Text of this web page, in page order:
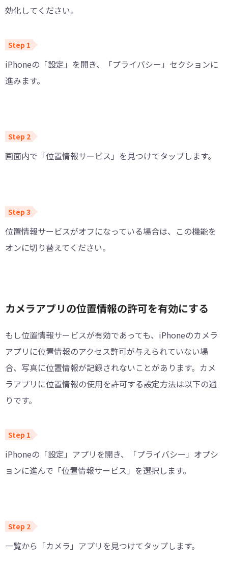
効化してください。
iPhoneの「設定」を開き、「プライバシー」セクションに
進みます。
画面内で「位置情報サービス」を見つけてタップします。
位置情報サービスがオフになっている場合は、この機能を
オンに切り替えてください。
カメラアプリの位置情報の許可を有効にする
もし位置情報サービスが有効であっても、iPhoneのカメラ
アプリに位置情報のアクセス許可が与えられていない場
合、写真に位置情報が記録されないことがあります。カメ
ラアプリに位置情報の使用を許可する設定方法は以下の通
りです。
iPhoneの「設定」アプリを開き、「プライバシー」オプシ
ョンに進んで「位置情報サービス」を選択します。
一覧から「カメラ」アプリを見つけてタップします。